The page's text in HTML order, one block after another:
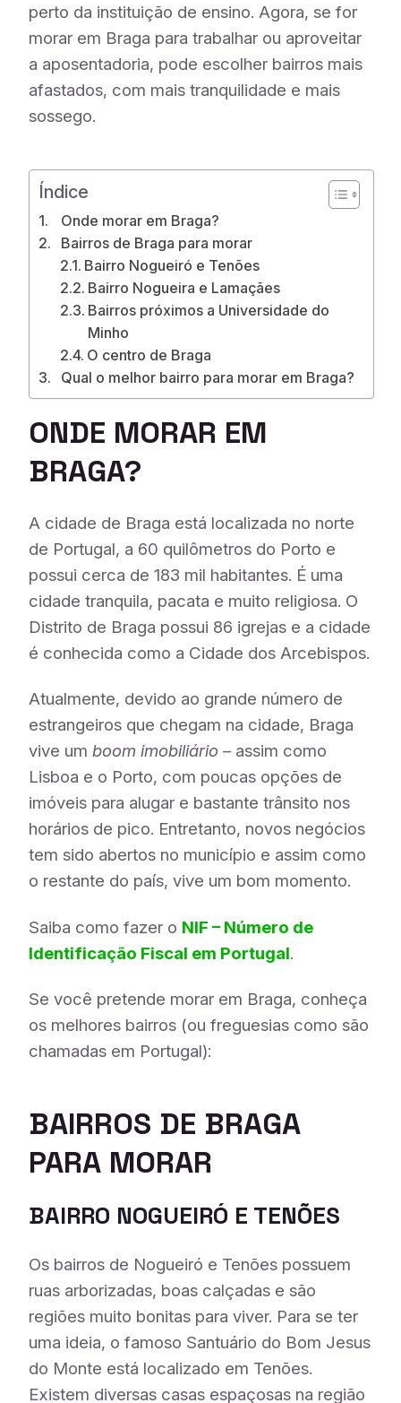
perto da instituição de ensino. Agora, se for
morar em Braga para trabalhar ou aproveitar
a aposentadoria, pode escolher bairros mais
afastados, com mais tranquilidade e mais
sossego.
Índice
Onde morar em Braga?
Bairros de Braga para morar
Bairro Nogueiró e Tenões
Bairro Nogueira e Lamaçães
Bairros próximos a Universidade do
Minho
O centro de Braga
Qual o melhor bairro para morar em Braga?
ONDE MORAR EM
BRAGA?
A cidade de Braga está localizada no norte
de Portugal, a 60 quilômetros do Porto e
possui cerca de 183 mil habitantes. É uma
cidade tranquila, pacata e muito religiosa. O
Distrito de Braga possui 86 igrejas e a cidade
é conhecida como a Cidade dos Arcebispos.
Atualmente, devido ao grande número de
estrangeiros que chegam na cidade, Braga
vive umboom imobiliário – assim como
Lisboa e o Porto, com poucas opções de
imóveis para alugar e bastante trânsito nos
horários de pico. Entretanto, novos negócios
tem sido abertos no município e assim como
o restante do país, vive um bom momento.
Saiba como fazer o NIF – Número de
Identificação Fiscal em Portugal.
Se você pretende morar em Braga, conheça
os melhores bairros (ou freguesias como são
chamadas em Portugal):
BAIRROS DE BRAGA
PARA MORAR
BAIRRO NOGUEIRÓ E TENÕES
Os bairros de Nogueiró e Tenões possuem
ruas arborizadas, boas calçadas e são
regiões muito bonitas para viver. Para se ter
uma ideia, o famoso Santuário do Bom Jesus
do Monte está localizado em Tenões.
Existem diversas casas espaçosas na região